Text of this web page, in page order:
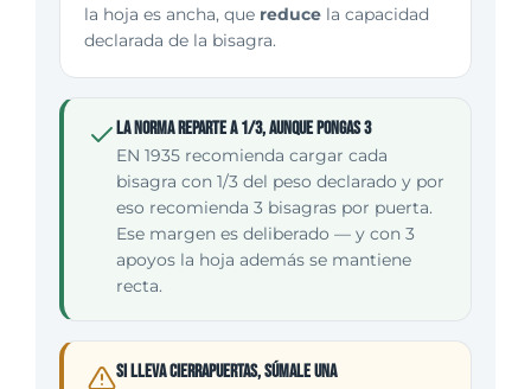
la hoja es ancha, que reducela capacidad
declarada de la bisagra.
La norma reparte a 1/3, aunque pongas 3
EN 1935 recomienda cargar cada
bisagra con 1/3 del peso declarado y por
eso recomienda 3 bisagras por puerta.
Ese margen es deliberado — y con 3
apoyos la hoja además se mantiene
recta.
Si lleva cierrapuertas, súmale una